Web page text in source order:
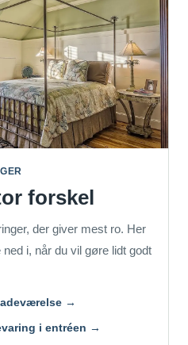
forskel
der giver mest ro. Her
i, når du vil gøre lidt godt
→
i entréen →